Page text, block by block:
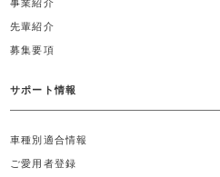
事業紹介
先輩紹介
募集要項
サポート情報
車種別適合情報
ご愛用者登録